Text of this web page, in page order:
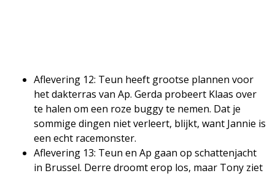
Aflevering 12: Teun heeft grootse plannen voor
het dakterras van Ap. Gerda probeert Klaas over
te halen om een roze buggy te nemen. Dat je
sommige dingen niet verleert, blijkt, want Jannie is
een echt racemonster.
Aflevering 13: Teun en Ap gaan op schattenjacht
in Brussel. Derre droomt erop los, maar Tony ziet